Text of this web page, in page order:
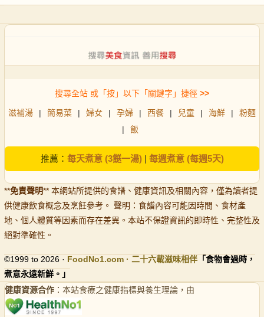
搜尋全站 或「按」以下「關鍵字」捷徑 >>
滋補湯 | 簡易菜 | 婦女 | 孕婦 | 西餐 | 兒童 | 海鮮 |
粉麵
|
飯
推薦： 每天煮意 (3餸一湯)| 每週煮意 (每週5天)
**免責聲明** 本網站所提供的食譜、健康資訊及相關內容，僅為讀者提
供健康飲食概念及烹飪參考。 聲明：食譜內容可能因時間、食材產
地、個人體質等因素而存在差異。本站不保證資訊的即時性、完整性及
絕對準確性。
©1999 to 2026 · FoodNo1.com · 二十六載滋味相伴 「食物會過時，
煮意永遠新鮮。」
健康資源合作 ：本站食療之健康指標與養生理論，由